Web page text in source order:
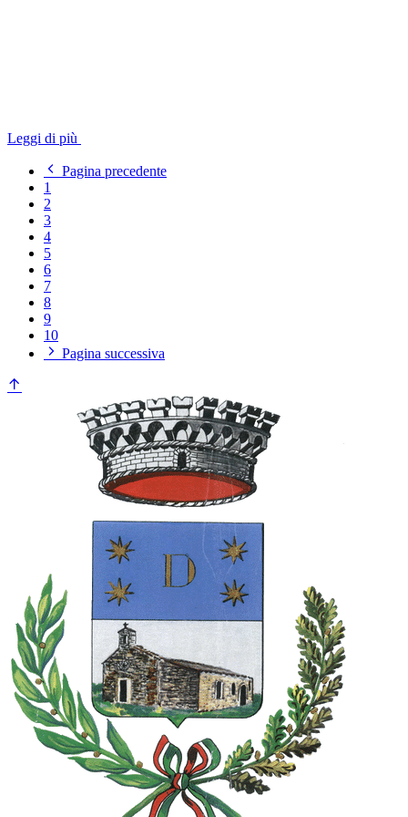
Leggi di più
Pagina precedente
1
2
3
4
5
6
7
8
9
10
Pagina successiva